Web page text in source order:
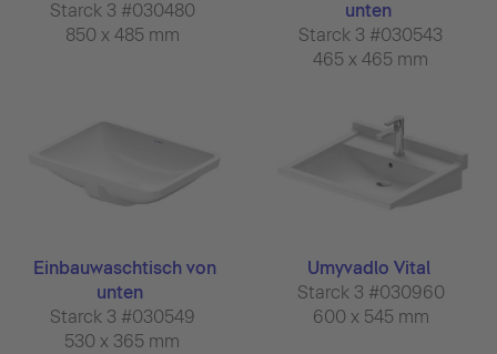
Starck 3 #030480
850 x 485 mm
unten
Starck 3 #030543
465 x 465 mm
Einbauwaschtisch von
unten
Starck 3 #030549
530 x 365 mm
Umyvadlo Vital
Starck 3 #030960
600 x 545 mm